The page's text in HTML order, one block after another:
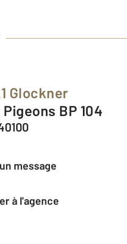
Glockner
Pigeons BP 104
un message
à l'agence